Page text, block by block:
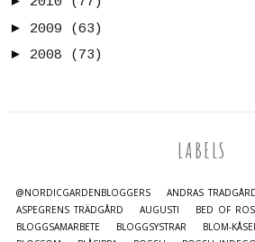
► 2009
(63)
► 2008 (73)
LABELS
@NORDICGARDENBLOGGERS
ANDRAS
ASPEGRENS TRÄDGÅRD
AUGUSTI BED OF
BLOGGSAMARBETE
BLOGGSYSTRAR BLOM-